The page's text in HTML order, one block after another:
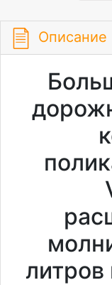
Описание
литров